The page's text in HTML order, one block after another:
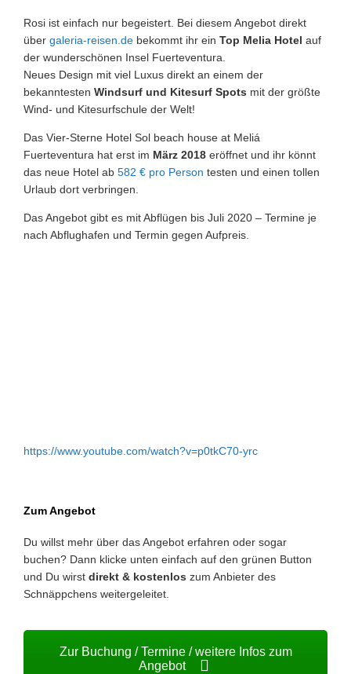
Rosi ist einfach nur begeistert. Bei diesem Angebot direkt
über galeria-reisen.de bekommt ihr ein Top Melia Hotel auf
der wunderschönen Insel Fuerteventura.
Neues Design mit viel Luxus direkt an einem der
bekanntesten Windsurf und Kitesurf Spots mit der größte
Wind- und Kitesurfschule der Welt!
Das Vier-Sterne Hotel Sol beach house at Meliá
Fuerteventura hat erst im März 2018 eröffnet und ihr könnt
das neue Hotel ab 582 € pro Person testen und einen tollen
Urlaub dort verbringen.
Das Angebot gibt es mit Abflügen bis Juli 2020 – Termine je
nach Abflughafen und Termin gegen Aufpreis.
https://www.youtube.com/watch?v=p0tkC70-yrc
Zum Angebot
Du willst mehr über das Angebot erfahren oder sogar
buchen? Dann klicke unten einfach auf den grünen Button
und Du wirst direkt & kostenlos zum Anbieter des
Schnäppchens weitergeleitet.
Zur Buchung / Termine / weitere Infos zum
Angebot